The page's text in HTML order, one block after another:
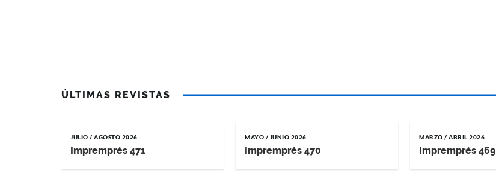
ÚLTIMAS REVISTAS
JULIO / AGOSTO 2026
Impremprés 471
MAYO / JUNIO 2026
Impremprés 470
MARZO / ABRIL 2026
Impremprés 469